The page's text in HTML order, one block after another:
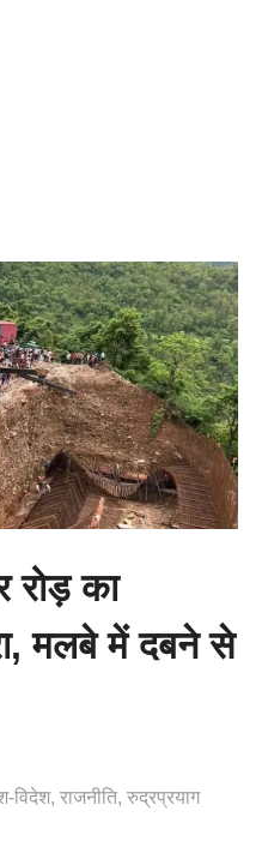
रोड़ का
मलबे में दबने से
विदेश राजनीति रुद्रप्रयाग